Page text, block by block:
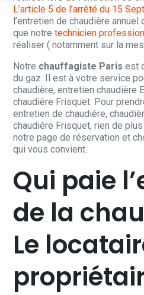
L’article 5 de l’arrêté du 15
l’entretien de chaudière
que notre technicien
réaliser ( notamment sur la
Notre chauffagiste Paris est
du gaz. Il est à votre service
chaudière, entretien chaudière
chaudière Frisquet. Pour
entretien de chaudière,
chaudière Frisquet, rien de
notre page de réservation et
qui vous convient.
Qui paie
de la
Le